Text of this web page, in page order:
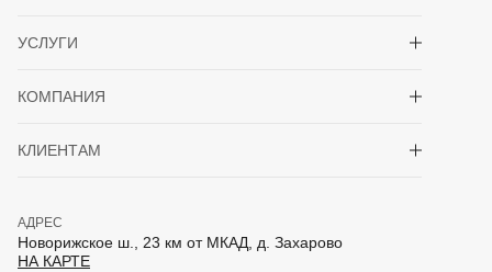
УСЛУГИ
КОМПАНИЯ
КЛИЕНТАМ
АДРЕС
Новорижское ш., 23 км от МКАД, д. Захарово
НА КАРТЕ